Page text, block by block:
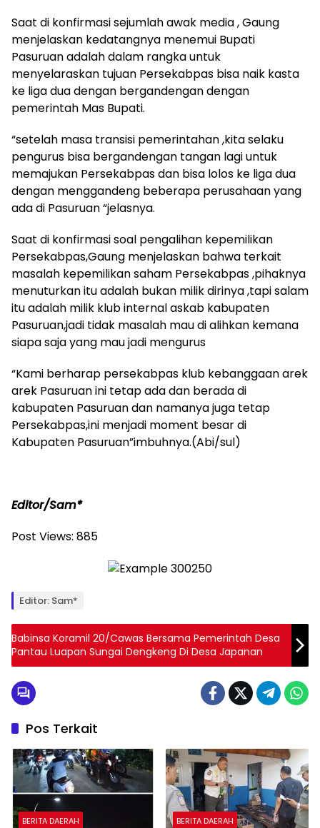
Saat di konfirmasi sejumlah awak media , Gaung
menjelaskan kedatangnya menemui Bupati
Pasuruan adalah dalam rangka untuk
menyelaraskan tujuan Persekabpas bisa naik kasta
ke liga dua dengan bergandengan dengan
pemerintah Mas Bupati.
“setelah masa transisi pemerintahan ,kita selaku
pengurus bisa bergandengan tangan lagi untuk
memajukan Persekabpas dan bisa lolos ke liga dua
dengan menggandeng beberapa perusahaan yang
ada di Pasuruan “jelasnya.
Saat di konfirmasi soal pengalihan kepemilikan
Persekabpas,Gaung menjelaskan bahwa terkait
masalah kepemilikan saham Persekabpas ,pihaknya
menuturkan itu adalah bukan milik dirinya ,tapi salam
itu adalah milik klub internal askab kabupaten
Pasuruan,jadi tidak masalah mau di alihkan kemana
siapa saja yang mau jadi mengurus
“Kami berharap persekabpas klub kebanggaan arek
arek Pasuruan ini tetap ada dan berada di
kabupaten Pasuruan dan namanya juga tetap
Persekabpas,ini menjadi moment besar di
Kabupaten Pasuruan”imbuhnya.(Abi/sul)
Editor/Sam*
Post Views: 885
Editor: Sam*
Babinsa Koramil 20/Cawas Bersama Pemerintah Desa
Pantau Luapan Sungai Dengkeng Di Desa Japanan
Pos Terkait
BERITA DAERAH BERITA DAERAH